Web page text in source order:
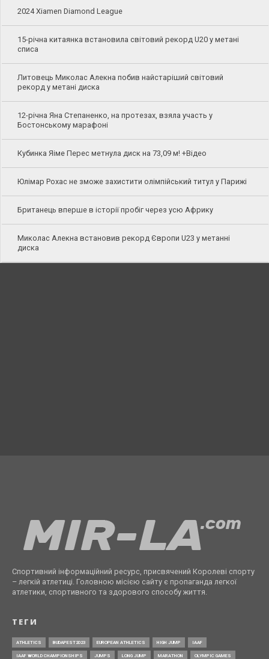
2024 Xiamen Diamond League
15-річна китаянка встановила світовий рекорд U20 у метані
списа
Литовець Миколас Алекна побив найстаріший світовий
рекорд у метані диска
12-річна Яна Степаненко, на протезах, взяла участь у
Бостонському марафоні
Кубинка Яіме Перес метнула диск на 73,09 м! +Відео
Юлімар Рохас не зможе захистити олімпійський титул у Парижі
Британець вперше в історії пробіг через усю Африку
Миколас Алекна встановив рекорд Європи U23 у метанні
диска
Спортивний інформаційний ресурс, присвячений Королеві спорту
– легкій атлетиці. Головною місією сайту є пропаганда легкої
атлетики, спортивного та здорового способу життя.
ТЕГИ
ATHLETICS BUDAPEST2023 EUROPEAN ATHLETICS HIGH JUMP IAAF
IAAF WORLD CHAMPIONSHIPS JUMPS LONG JUMP MARATHON OLYMPIC GAMES